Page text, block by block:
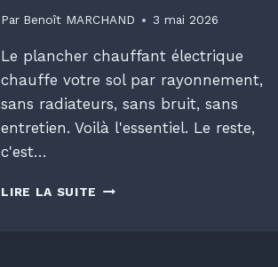
Par Benoît MARCHAND 3 mai 2026
Le plancher chauffant électrique
chauffe votre sol par rayonnement,
sans radiateurs, sans bruit, sans
entretien. Voilà l'essentiel. Le reste,
c'est…
LIRE LA SUITE LE